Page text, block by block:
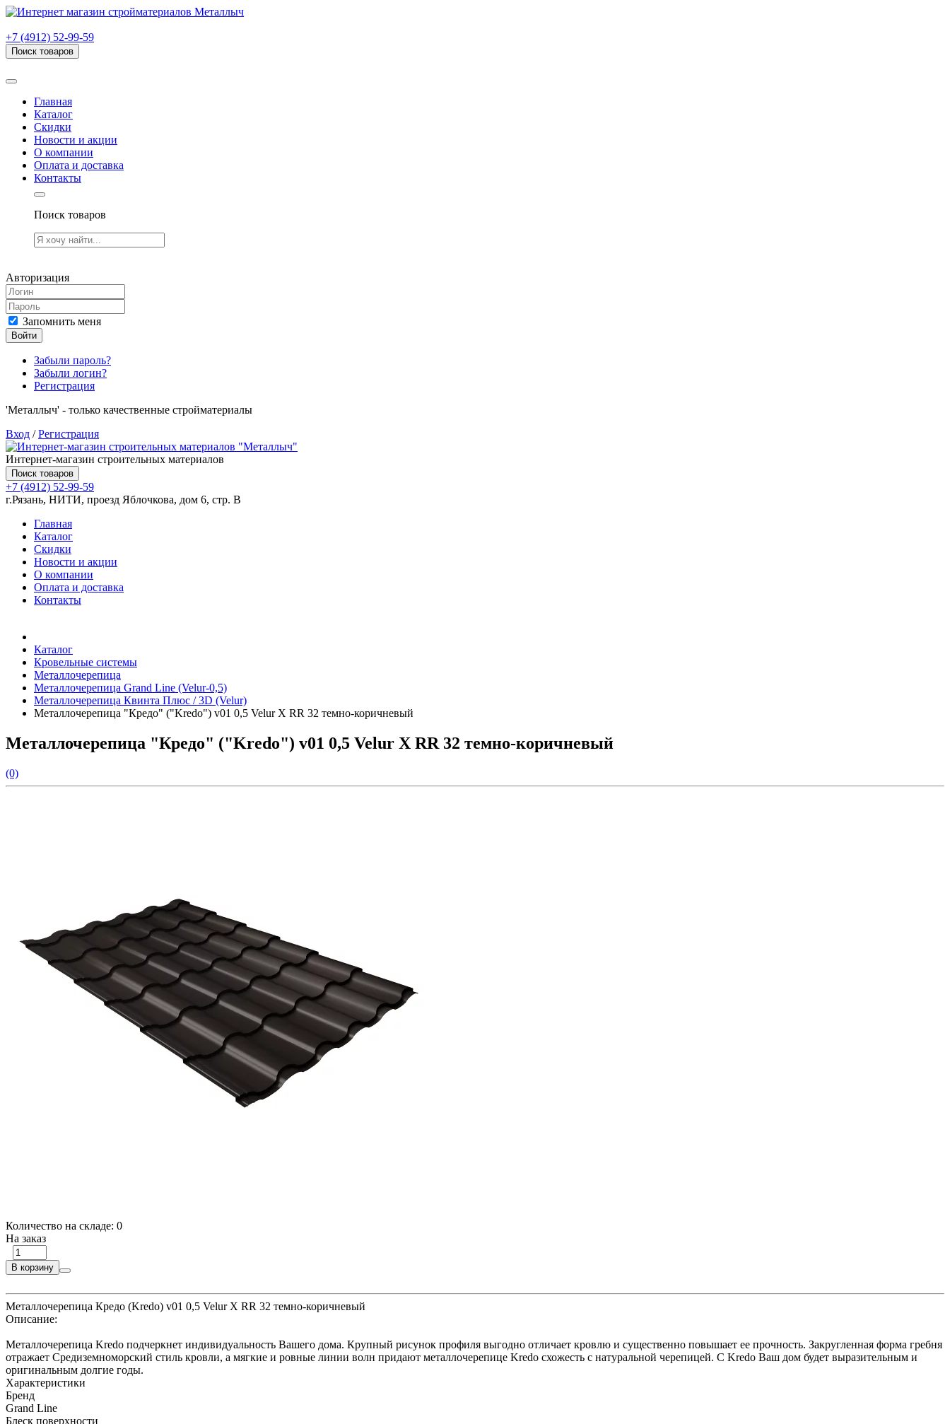
+7 (4912) 52-99-59
Поиск товаров
Главная
Каталог
Скидки
Новости и акции
О компании
Оплата и доставка
Контакты
Поиск товаров
Авторизация
Запомнить меня
Войти
Забыли пароль?
Забыли логин?
Регистрация
'Металлыч' - только качественные стройматериалы
Вход /Регистрация
Интернет-магазин строительных материалов
Поиск товаров
+7 (4912) 52-99-59
г.Рязань, НИТИ, проезд Яблочкова, дом 6, стр. В
Главная
Каталог
Скидки
Новости и акции
О компании
Оплата и доставка
Контакты
Каталог
Кровельные системы
Металлочерепица
Металлочерепица Grand Line (Velur-0,5)
Металлочерепица Квинта Плюс / 3D (Velur)
Металлочерепица "Кредо" ("Kredo") v01 0,5 Velur X RR 32 темно-коричневый
Металлочерепица "Кредо" ("Kredo") v01 0,5 Velur X RR 32 темно-коричневый
(0)
Количество на складе: 0
На заказ
В корзину
Металлочерепица Кредо (Kredo) v01 0,5 Velur X RR 32 темно-коричневый
Описание:
Металлочерепица Kredo подчеркнет индивидуальность Вашего дома. Крупный рисунок профиля выгодно отличает кровлю и существенно повышает ее прочность. Закругленная форма гребня
отражает Средиземноморский стиль кровли, а мягкие и ровные линии волн придают металлочерепице Kredo схожесть с натуральной черепицей. С Kredo Ваш дом будет выразительным и
оригинальным долгие годы.
Характеристики
Бренд
Grand Line
Блеск поверхности